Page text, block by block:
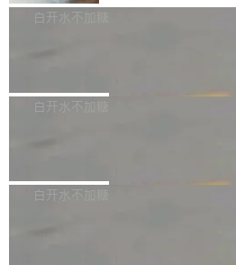
计是基于早期模型的能力—...
可以用来分析、提炼、审阅、建议，但
不得生成涉及安全性的关键变更，除非
有限公司披露IPO发行价格及战略配售
36个月。 公告显示，本次宇树科技战略
员工参与设立的专项资产管理计划。其
白开水不加糖
Bug fixes and enhancements 修复多
一个回归问题，该问题导致拉取镜像时
白开水不加糖
e 孵化器项目管理委员会（IPMC）投票
白开水不加糖